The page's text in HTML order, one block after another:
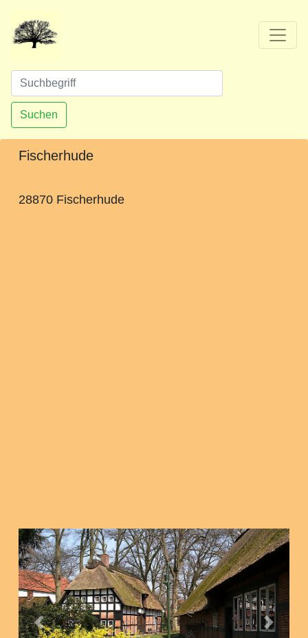
Suchen
Fischerhude
28870 Fischerhude
Vorheriges